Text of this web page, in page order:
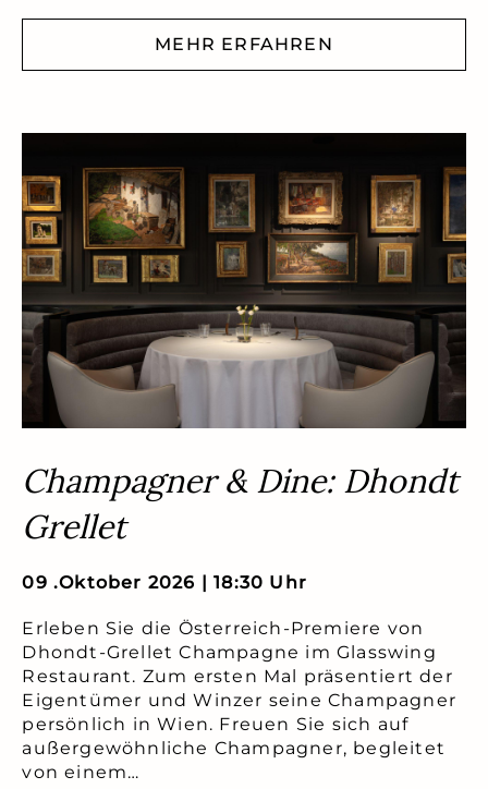
MEHR ERFAHREN
Champagner & Dine: Dhondt
Grellet
09 .Oktober 2026 | 18:30 Uhr
Erleben Sie die Österreich-Premiere von
Dhondt-Grellet Champagne im Glasswing
Restaurant. Zum ersten Mal präsentiert der
Eigentümer und Winzer seine Champagner
persönlich in Wien. Freuen Sie sich auf
außergewöhnliche Champagner, begleitet
von einem…